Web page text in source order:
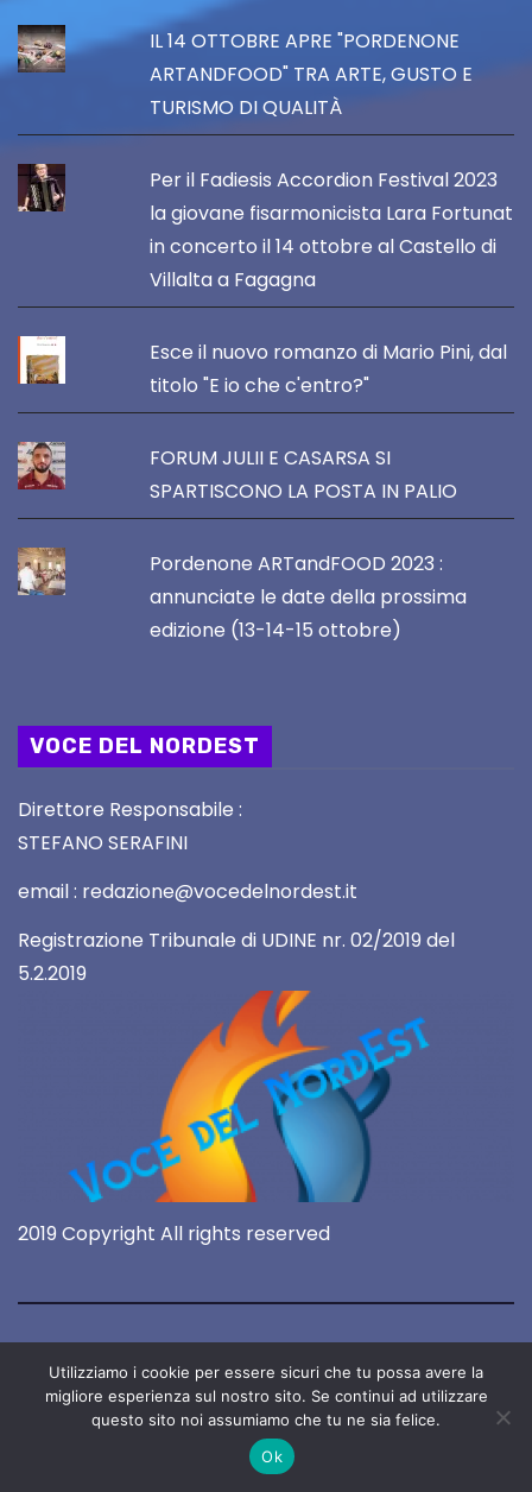
IL 14 OTTOBRE APRE "PORDENONE
ARTANDFOOD" TRA ARTE, GUSTO E
TURISMO DI QUALITÀ
Per il Fadiesis Accordion Festival 2023
la giovane fisarmonicista Lara Fortunat
in concerto il 14 ottobre al Castello di
Villalta a Fagagna
Esce il nuovo romanzo di Mario Pini, dal
titolo "E io che c'entro?"
FORUM JULII E CASARSA SI
SPARTISCONO LA POSTA IN PALIO
Pordenone ARTandFOOD 2023 :
annunciate le date della prossima
edizione (13-14-15 ottobre)
VOCE DEL NORDEST
Direttore Responsabile :
STEFANO SERAFINI
email : redazione@vocedelnordest.it
Registrazione Tribunale di UDINE nr. 02/2019 del
5.2.2019
2019 Copyright All rights reserved
Utilizziamo i cookie per essere sicuri che tu possa avere la
migliore esperienza sul nostro sito. Se continui ad utilizzare
questo sito noi assumiamo che tu ne sia felice.
Ok